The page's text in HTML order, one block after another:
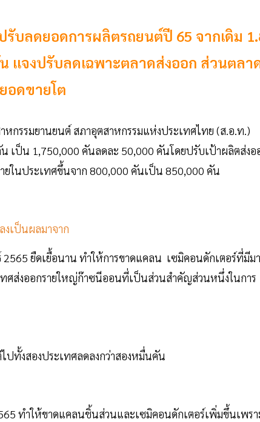
บลดยอดการผลิตรถยนต์ปี 65 จากเดิม
แจงปรับลดเฉพาะตลาดส่งออก ส่วนตลา
ดขายโต
รรมยานยนต์ สภาอุตสาหกรรมแห่งประเทศไทย (ส.อ.ท.)
เป็น 1,750,000 คันลดละ 50,000 คันโดยปรับเป้าผลิตส่งอ
ในประเทศขึ้นจาก 800,000 คันเป็น 850,000 คัน
เป็นผลมาจาก
ยืดเยื้อนาน ทำให้การขาดแคลน เซมิคอนดักเตอร์ที่มีมา
ศส่งออกรายใหญ่ก๊าซนีออนที่เป็นส่วนสำคัญส่วนหนึ่งในการ
ปทั้งสองประเทศลดลงกว่าสองหมื่นคัน
ทำให้ขาดแคลนชิ้นส่วนและเซมิคอนดักเตอร์เพิ่มขึ้นเพร